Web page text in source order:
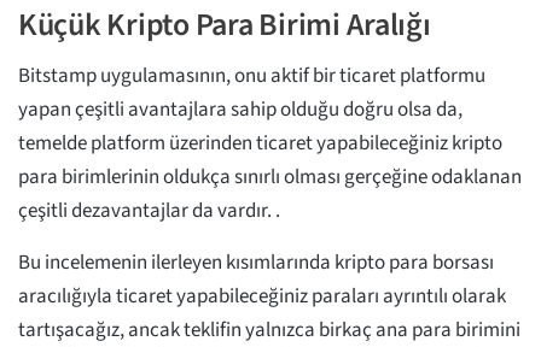
Küçük Kripto Para Birimi Aralığı
Bitstamp uygulamasının, onu aktif bir ticaret platformu
yapan çeşitli avantajlara sahip olduğu doğru olsa da,
temelde platform üzerinden ticaret yapabileceğiniz kripto
para birimlerinin oldukça sınırlı olması gerçeğine odaklanan
çeşitli dezavantajlar da vardır. .
Bu incelemenin ilerleyen kısımlarında kripto para borsası
aracılığıyla ticaret yapabileceğiniz paraları ayrıntılı olarak
tartışacağız, ancak teklifin yalnızca birkaç ana para birimini